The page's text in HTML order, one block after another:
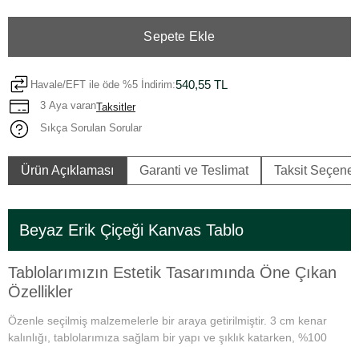
Sepete Ekle
Havale/EFT ile öde %5 İndirim:540,55 TL
3 Aya varanTaksitler
Sıkça Sorulan Sorular
Ürün Açıklaması Garanti ve Teslimat Taksit
Beyaz Erik Çiçeği Kanvas Tablo
Tablolarımızın Estetik Tasarımında Öne Çıkan
Özellikler
Özenle seçilmiş malzemelerle bir araya getirilmiştir. 3 cm kenar
kalınlığı, tablolarımıza sağlam bir yapı ve şıklık katarken, %100